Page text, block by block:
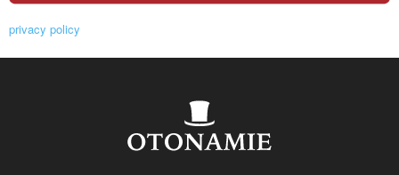
privacy policy